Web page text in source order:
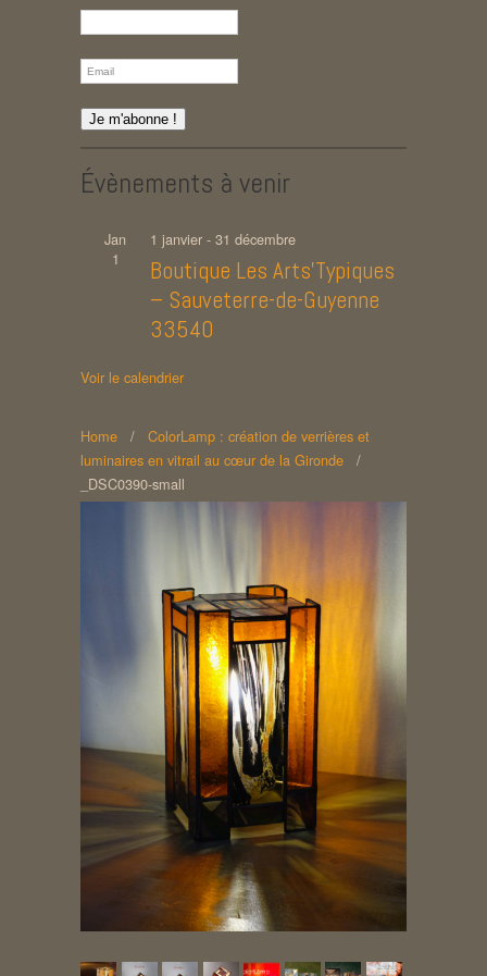
Évènements à venir
Jan
1
1 janvier - 31 décembre
Boutique Les Arts’Typiques
– Sauveterre-de-Guyenne
33540
Voir le calendrier
Home /
ColorLamp : création de verrières et
luminaires en vitrail au cœur de la Gironde
/
_DSC0390-small